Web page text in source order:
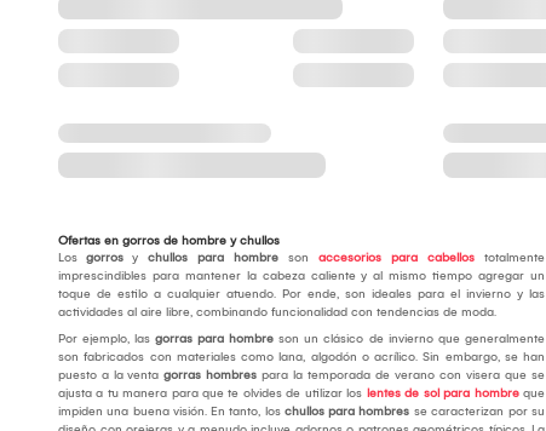
Ofertas en gorros de hombre y chullos
Los gorros y chullos para hombre son accesorios para cabellos totalmente
imprescindibles para mantener la cabeza caliente y al mismo tiempo agregar un
toque de estilo a cualquier atuendo. Por ende, son ideales para el invierno y las
actividades al aire libre, combinando funcionalidad con tendencias de moda.
Por ejemplo, las gorras para hombre son un clásico de invierno que generalmente
son fabricados con materiales como lana, algodón o acrílico. Sin embargo, se han
puesto a la venta gorras hombres para la temporada de verano con visera que se
ajusta a tu manera para que te olvides de utilizar los lentes de sol para hombre que
impiden una buena visión. En tanto, los chullos para hombres se caracterizan por su